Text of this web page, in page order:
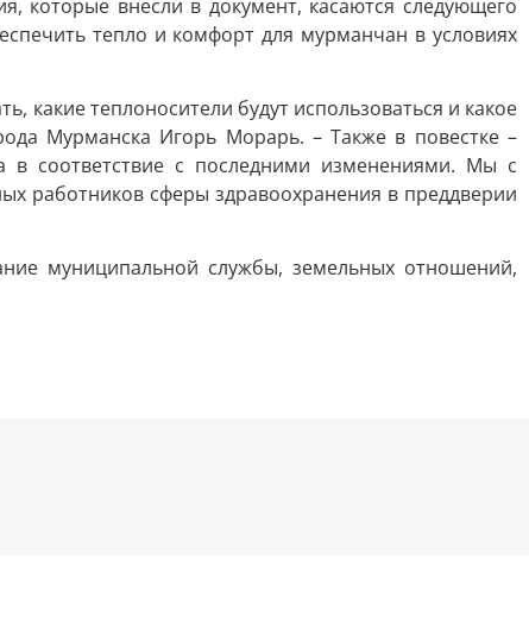
которые внесли в документ, касаются следующего
тепло и комфорт для мурманчан в условиях
какие теплоносители будут использоваться и какое
Мурманска Игорь Морарь. – Также в повестке –
в соответствие с последними изменениями. Мы с
работников сферы здравоохранения в преддверии
муниципальной службы, земельных отношений,